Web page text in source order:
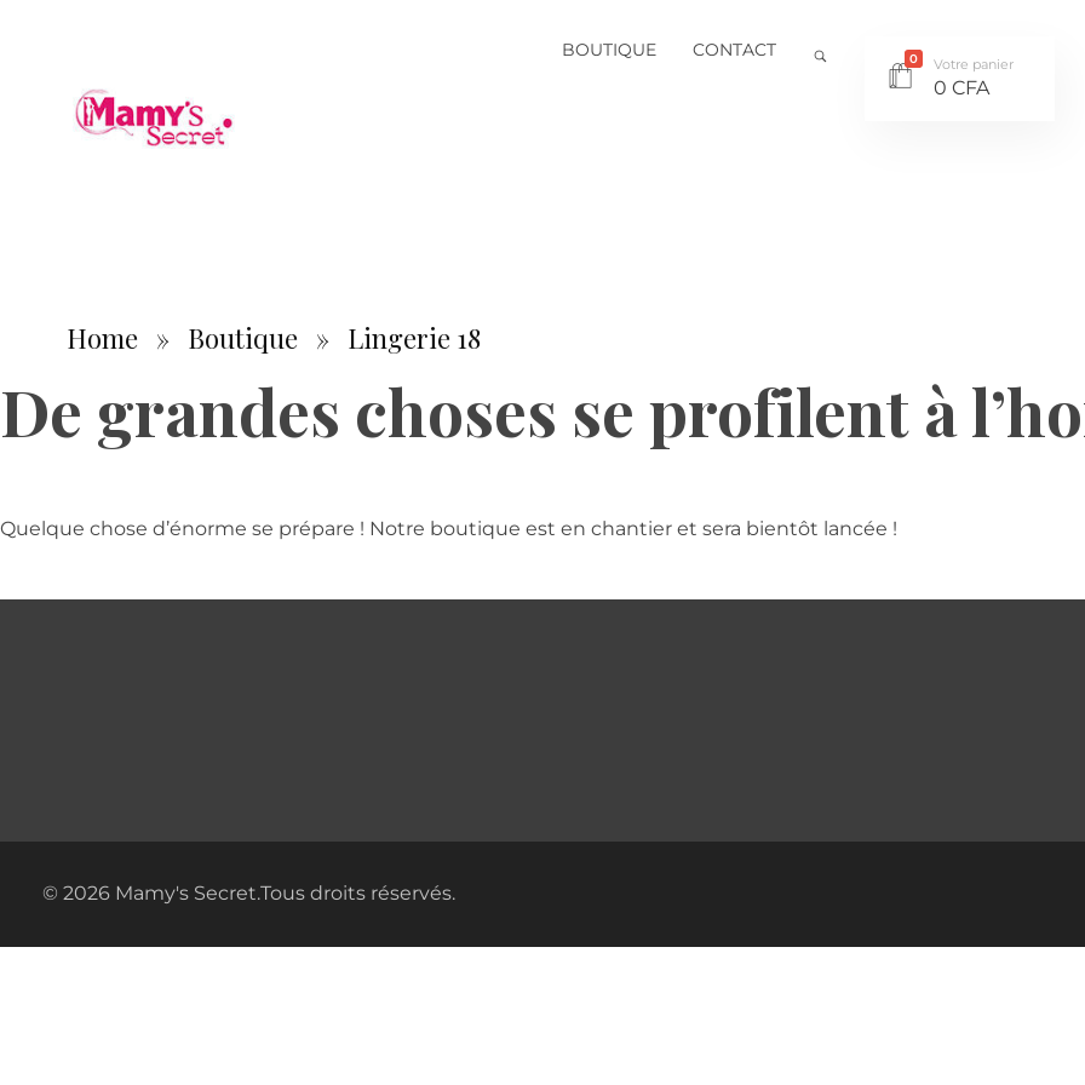
BOUTIQUE CONTACT 0 Votre panier
0 CFA
Home » Boutique » Lingerie 18
De grandes choses se profilent à
Quelque chose d’énorme se prépare ! Notre boutique est en chantier et sera bientôt lancée !
© 2026 Mamy's Secret.Tous droits réservés.